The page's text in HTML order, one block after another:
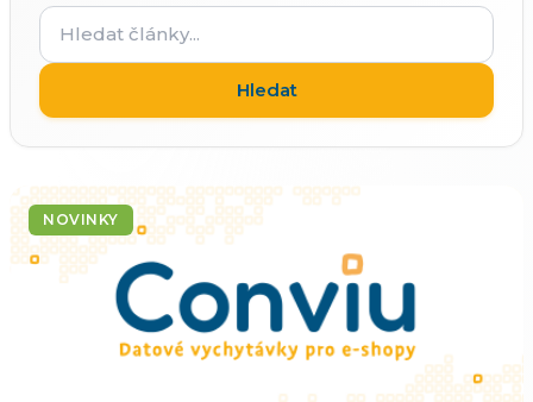
Hledat
články...
Hledat
NOVINKY